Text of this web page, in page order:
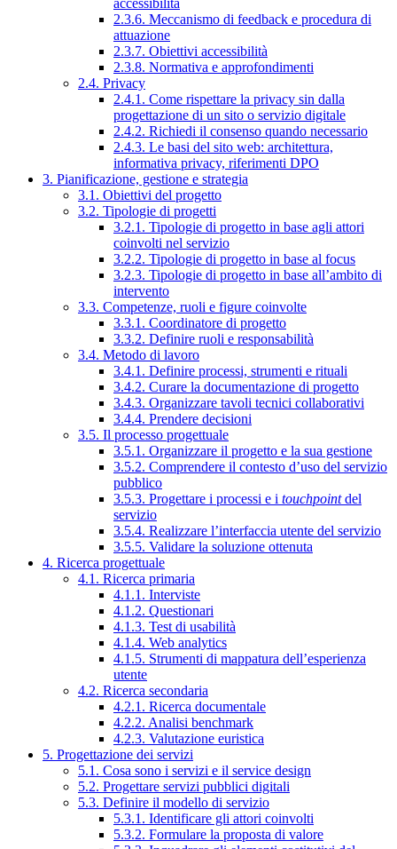
accessibilità
2.3.6. Meccanismo di feedback e procedura di
attuazione
2.3.7. Obiettivi accessibilità
2.3.8. Normativa e approfondimenti
2.4. Privacy
2.4.1. Come rispettare la privacy sin dalla
progettazione di un sito o servizio digitale
2.4.2. Richiedi il consenso quando necessario
2.4.3. Le basi del sito web: architettura,
informativa privacy, riferimenti DPO
3. Pianificazione, gestione e strategia
3.1. Obiettivi del progetto
3.2. Tipologie di progetti
3.2.1. Tipologie di progetto in base agli attori
coinvolti nel servizio
3.2.2. Tipologie di progetto in base al focus
3.2.3. Tipologie di progetto in base all’ambito di
intervento
3.3. Competenze, ruoli e figure coinvolte
3.3.1. Coordinatore di progetto
3.3.2. Definire ruoli e responsabilità
3.4. Metodo di lavoro
3.4.1. Definire processi, strumenti e rituali
3.4.2. Curare la documentazione di progetto
3.4.3. Organizzare tavoli tecnici collaborativi
3.4.4. Prendere decisioni
3.5. Il processo progettuale
3.5.1. Organizzare il progetto e la sua gestione
3.5.2. Comprendere il contesto d’uso del servizio
pubblico
3.5.3. Progettare i processi e i touchpointdel
servizio
3.5.4. Realizzare l’interfaccia utente del servizio
3.5.5. Validare la soluzione ottenuta
4. Ricerca progettuale
4.1. Ricerca primaria
4.1.1. Interviste
4.1.2. Questionari
4.1.3. Test di usabilità
4.1.4. Web analytics
4.1.5. Strumenti di mappatura dell’esperienza
utente
4.2. Ricerca secondaria
4.2.1. Ricerca documentale
4.2.2. Analisi benchmark
4.2.3. Valutazione euristica
5. Progettazione dei servizi
5.1. Cosa sono i servizi e il service design
5.2. Progettare servizi pubblici digitali
5.3. Definire il modello di servizio
5.3.1. Identificare gli attori coinvolti
5.3.2. Formulare la proposta di valore